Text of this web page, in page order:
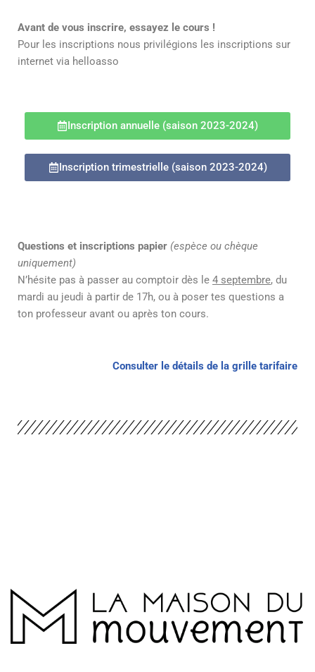
Avant de vous inscrire, essayez le cours !
Pour les inscriptions nous privilégions les inscriptions sur
internet via helloasso
Inscription annuelle (saison 2023-2024)
Inscription trimestrielle (saison 2023-2024)
Questions et inscriptions papier (espèce ou chèque
uniquement)
N’hésite pas à passer au comptoir dès le 4 septembre, du
mardi au jeudi à partir de 17h, ou à poser tes questions a
ton professeur avant ou après ton cours.
Consulter le détails de la grille tarifaire